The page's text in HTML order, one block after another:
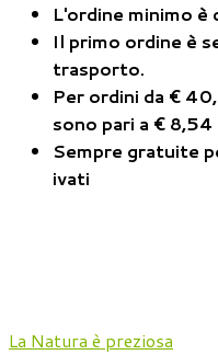
L'ordine minimo
Il primo ordine è
trasporto.
Per ordini da €
sono pari a €
Sempre gratuite
ivati
La Natura è preziosa